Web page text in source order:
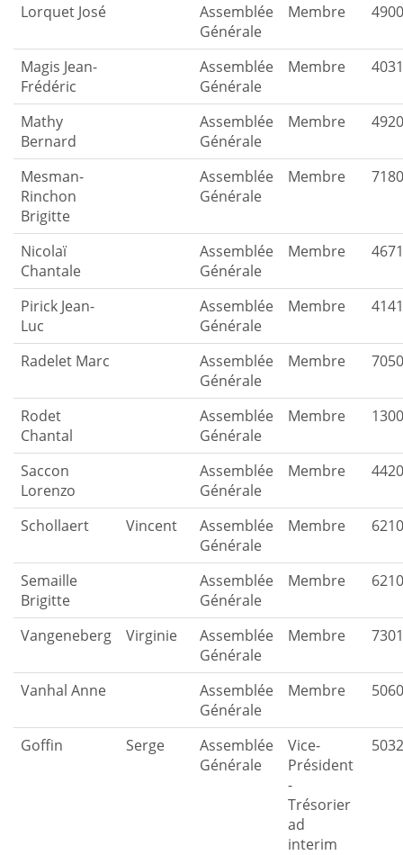
Lorquet José
Assemblée
Générale
Membre 4900
Magis Jean-
Frédéric
Assemblée
Générale
Membre 4031
Mathy
Bernard
Assemblée
Générale
Membre 4920
Mesman-
Rinchon
Brigitte
Assemblée
Générale
Membre 7180
Nicolaï
Chantale
Assemblée
Générale
Membre 4671
Pirick Jean-
Luc
Assemblée
Générale
Membre 4141
Radelet Marc
Assemblée
Générale
Membre 7050
Rodet
Chantal
Assemblée
Générale
Membre 1300
Saccon
Lorenzo
Assemblée
Générale
Membre 4420
Schollaert Vincent
Assemblée
Générale
Membre 6210
Semaille
Brigitte
Assemblée
Générale
Membre 6210
Vangeneberg Virginie
Assemblée
Générale
Membre 7301
Vanhal Anne
Assemblée
Générale
Membre 5060
Goffin Serge
Assemblée
Générale
Vice-
Président
-
Trésorier
ad
interim
5032